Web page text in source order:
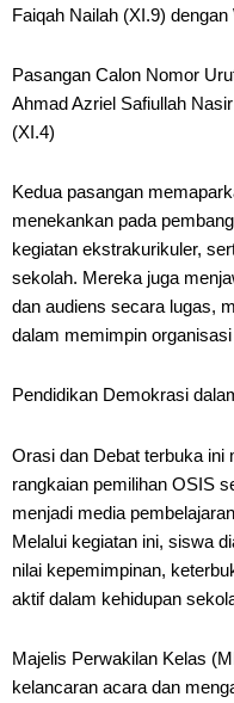
Faiqah Nailah (XI.9)
Pasangan Calon Nomor
Ahmad Azriel Safiullah
(XI.4)
Kedua pasangan
menekankan pada
kegiatan ekstrakurikuler,
sekolah. Mereka juga
dan audiens secara lugas,
dalam memimpin
Pendidikan Demokrasi
Orasi dan Debat terbuka ini
rangkaian pemilihan OSIS
menjadi media
Melalui kegiatan ini, siswa
nilai kepemimpinan,
aktif dalam kehidupan
Majelis Perwakilan Kelas
kelancaran acara dan